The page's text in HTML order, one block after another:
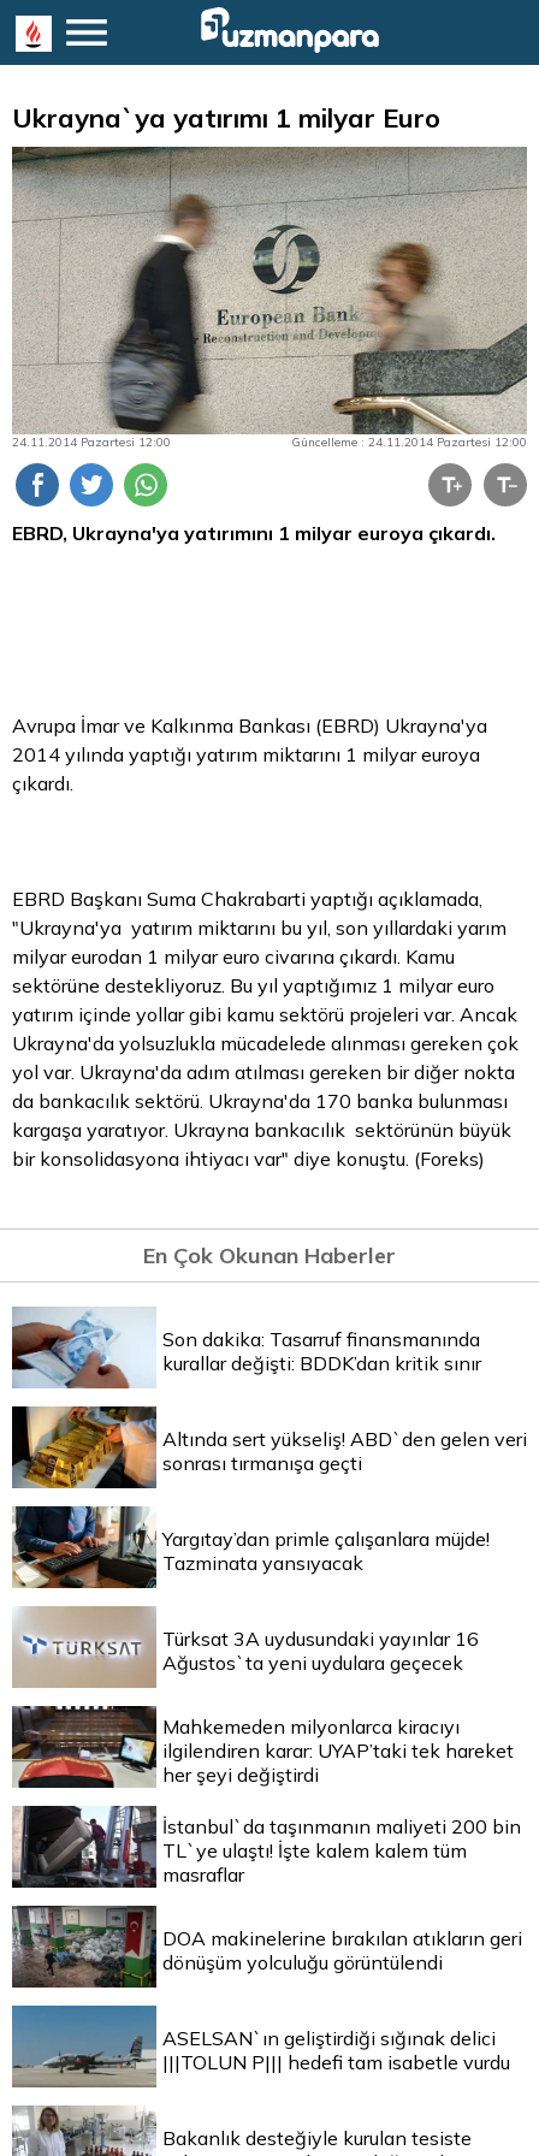
Ukrayna`ya yatırımı 1 milyar Euro
24.11.2014 Pazartesi 12:00 Güncelleme : 24.11.2014 Pazartesi 12:00
EBRD, Ukrayna'ya yatırımını 1 milyar euroya çıkardı.
Avrupa İmar ve Kalkınma Bankası (EBRD) Ukrayna'ya
2014 yılında yaptığı yatırım miktarını 1 milyar euroya
çıkardı.
EBRD Başkanı Suma Chakrabarti yaptığı açıklamada,
"Ukrayna'ya yatırım miktarını bu yıl, son yıllardaki yarım
milyar eurodan 1 milyareuro civarına çıkardı. Kamu
sektörüne destekliyoruz. Bu yıl yaptığımız 1 milyar euro
yatırım içinde yollar gibi kamu sektörü projeleri var. Ancak
Ukrayna'da yolsuzlukla mücadelede alınması gereken çok
yol var. Ukrayna'da adım atılması gereken bir diğer nokta
da bankacılık sektörü. Ukrayna'da 170 banka bulunması
kargaşa yaratıyor. Ukrayna bankacılık sektörünün büyük
bir konsolidasyona ihtiyacı var" diye konuştu. (Foreks)
En Çok Okunan Haberler
Son dakika: Tasarruf finansmanında
kurallar değişti: BDDK’dan kritik sınır
Altında sert yükseliş! ABD`den gelen veri
sonrası tırmanışa geçti
Yargıtay’dan primle çalışanlara müjde!
Tazminata yansıyacak
Türksat 3A uydusundaki yayınlar 16
Ağustos`ta yeni uydulara geçecek
Mahkemeden milyonlarca kiracıyı
ilgilendiren karar: UYAP’taki tek hareket
her şeyi değiştirdi
İstanbul`da taşınmanın maliyeti 200 bin
TL`ye ulaştı! İşte kalem kalem tüm
masraflar
DOA makinelerine bırakılan atıkların geri
dönüşüm yolculuğu görüntülendi
ASELSAN`ın geliştirdiği sığınak delici
|||TOLUN P||| hedefi tam isabetle vurdu
Bakanlık desteğiyle kurulan tesiste